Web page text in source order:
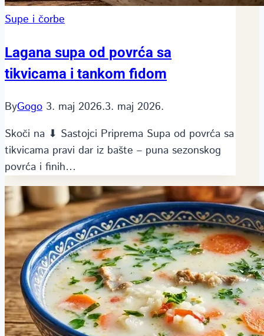
Supe i čorbe
Lagana supa od povrća sa
tikvicama i tankom fidom
ByGogo 3. maj 2026.3. maj 2026.
Skoči na ⬇ Sastojci Priprema Supa od povrća sa
tikvicama pravi dar iz bašte – puna sezonskog
povrća i finih…